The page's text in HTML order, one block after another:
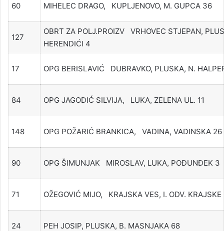
60 MIHELEC DRAGO, KUPLJENOVO, M. GUPCA 36
127
OBRT ZA POLJ.PROIZV VRHOVEC STJEPAN,
HERENDIĆI 4
17 OPG BERISLAVIĆ DUBRAVKO, PLUSKA, N.
84 OPG JAGODIĆ SILVIJA, LUKA, ZELENA UL. 11
148 OPG POŽARIĆ BRANKICA, VADINA, VADINSKA 26
90 OPG ŠIMUNJAK MIROSLAV, LUKA, POĐUNĐEK 3
71 OŽEGOVIĆ MIJO, KRAJSKA VES, I. ODV. KRAJSKE
24 PEH JOSIP, PLUSKA, B. MASNJAKA 68